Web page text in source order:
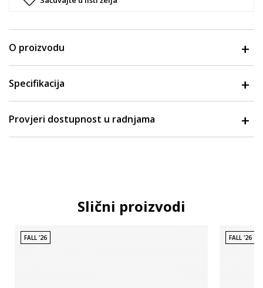
O proizvodu
Specifikacija
Provjeri dostupnost u radnjama
Slični proizvodi
FALL '26 FALL '26